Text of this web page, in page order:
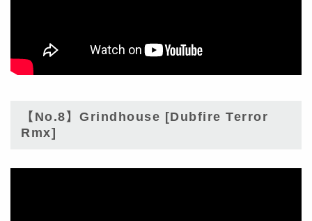
【No.8】Grindhouse [Dubfire Terror
Rmx]